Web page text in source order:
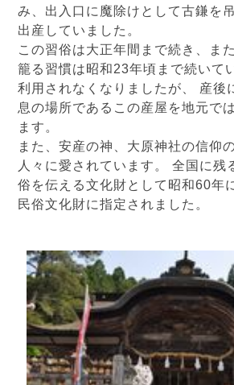
み、出入口に魔除けとして古鎌を
出産していました。
この習俗は大正年間まで続き、ま
籠る習慣は昭和23年頃まで続いて
利用されなくなりましたが、 産後
息の場所であるこの産屋を地元で
ます。
また、安産の神、大原神社の信仰
人々に愛されています。 全国に残
俗を伝える文化財として昭和60年
民俗文化財に指定されました。